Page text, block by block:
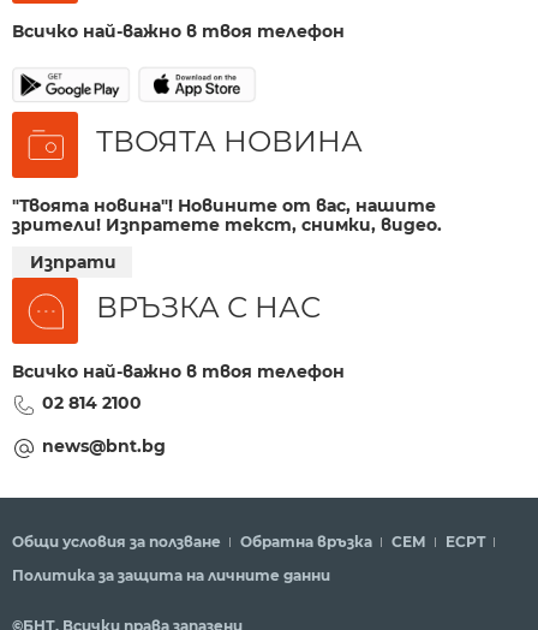
Всичко най-важно в твоя телефон
ТВОЯТА НОВИНА
"Твоята новина"! Новините от вас, нашите
зрители! Изпратете текст, снимки, видео.
Изпрати
ВРЪЗКА С НАС
Всичко най-важно в твоя телефон
02 814 2100
news@bnt.bg
Общи условия за ползване Обратна връзка СЕМ
ECPT
Политика за защита на личните данни
©БНТ. Всички права запазени